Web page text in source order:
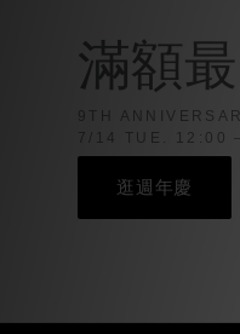
滿額
9TH
7/14 TUE. 12:00
逛週年慶